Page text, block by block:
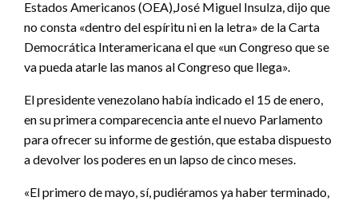
Estados Americanos (OEA),José Miguel Insulza, dijo que
no consta «dentro del espíritu ni en la letra» de la Carta
Democrática Interamericana el que «un Congreso que se
va pueda atarle las manos al Congreso que llega».
El presidente venezolano había indicado el 15 de enero,
en su primera comparecencia ante el nuevo Parlamento
para ofrecer su informe de gestión, que estaba dispuesto
a devolver los poderes en un lapso de cinco meses.
«El primero de mayo, sí, pudiéramos ya haber terminado,